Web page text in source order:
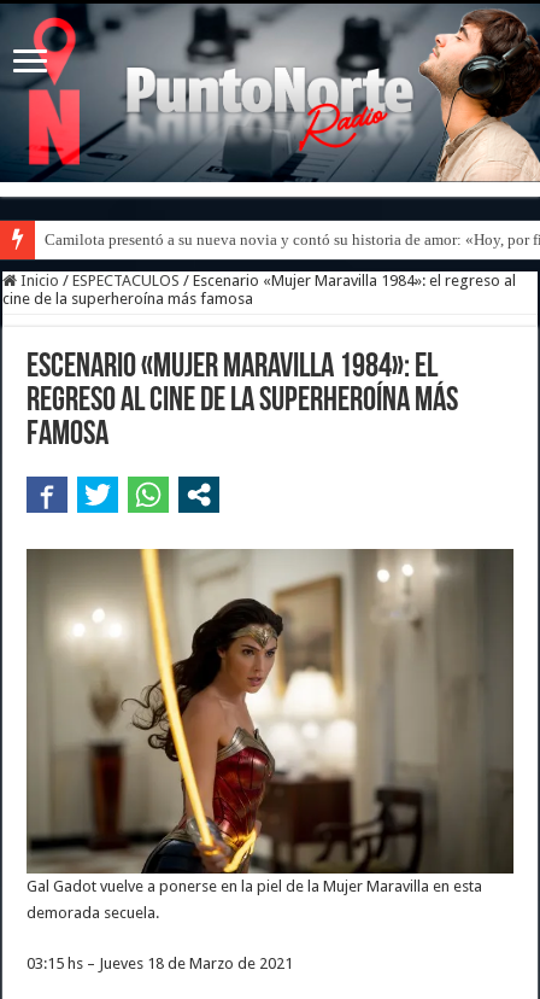
Camilota presentó a su nueva novia y contó su historia de amor: «Hoy, por
Inicio / ESPECTACULOS / Escenario «Mujer Maravilla 1984»: el regreso al
cine de la superheroína más famosa
Escenario «Mujer Maravilla 1984»: el
regreso al cine de la superheroína más
famosa
Gal Gadot vuelve a ponerse en la piel de la Mujer Maravilla en esta
demorada secuela.
03:15 hs – Jueves 18 de Marzo de 2021